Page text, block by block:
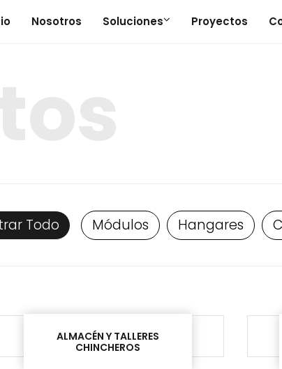
Nosotros Soluciones Proyectos
Todo Módulos Hangares
ALMACÉN Y TALLERES
CHINCHEROS